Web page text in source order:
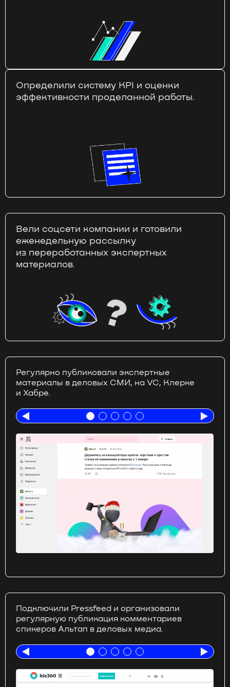
Определили систему KPI и оценки
эффективности проделанной работы.
Вели соцсети компании и готовили
еженедельную рассылку
из переработанных экспертных
материалов.
Регулярно публиковали экспертные
материалы в деловых СМИ, на VC, Клерке
и Хабре.
Подключили Pressfeed и организовали
регулярную публикация комментариев
спикеров Альтап в деловых медиа.